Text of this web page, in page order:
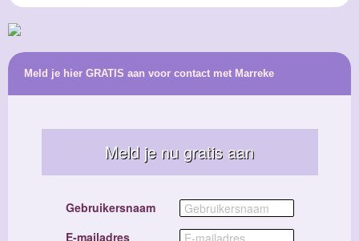
Meld je hier GRATIS aan voor contact met Marreke